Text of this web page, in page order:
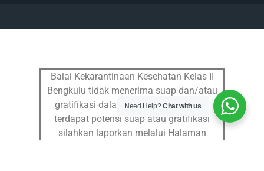
Balai Kekarantinaan Kesehatan Kelas II
Bengkulu tidak menerima suap dan/atau
gratifikasi dalam bentuk apapun.Jika
terdapat potensi suap atau gratifikasi
silahkan laporkan melalui Halaman
Need Help?Chat with us